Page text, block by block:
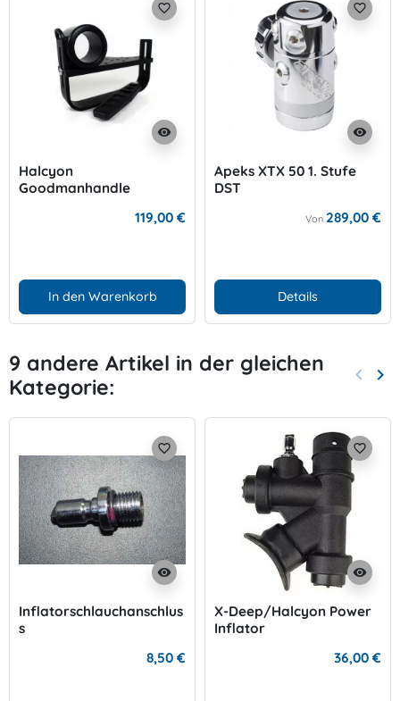
visibility
favorite_border
Halcyon
Goodmanhandle
119,00 €
In den Warenkorb
visibility
favorite_border
Apeks XTX 50 1. Stufe
DST
Von 289,00 €
Details
9 andere Artikel in der gleichen
Kategorie:
Zurück
keyboard_arrow_left keyboard_arrow_right
visibility
favorite_border
Inflatorschlauchanschlus
s
8,50 €
visibility
favorite_border
X-Deep/Halcyon Power
Inflator
36,00 €